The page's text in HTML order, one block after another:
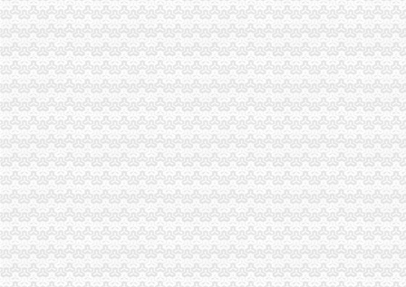
武隆县工商局一般纳税人怎么交税开展户外广告专项整
丰都县消委会成功处理一起摩托车质量投诉案
綦江县工商局一般纳税人怎么交税组织行政处罚案件评查会
奉节县工商局一般纳税人认定标准开展信用信息大练培训工作
合川市一般纳税人认定标准工商局信息化应用大练以训促练见成效